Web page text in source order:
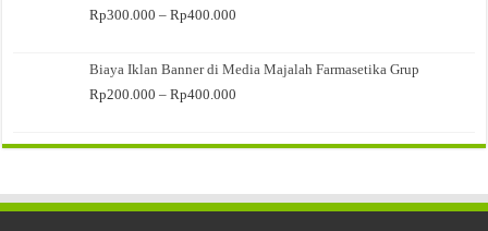
Rp300.000 – Rp400.000
hingga
Biaya Iklan Banner di Media Majalah Farmasetika Grup
Rp200.000 – Rp400.000
hingga